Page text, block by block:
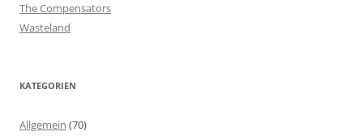
The Compensators
Wasteland
KATEGORIEN
Allgemein (70)